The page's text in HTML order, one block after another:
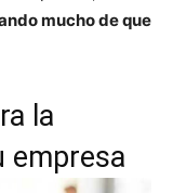
mucho de que
la
empresa